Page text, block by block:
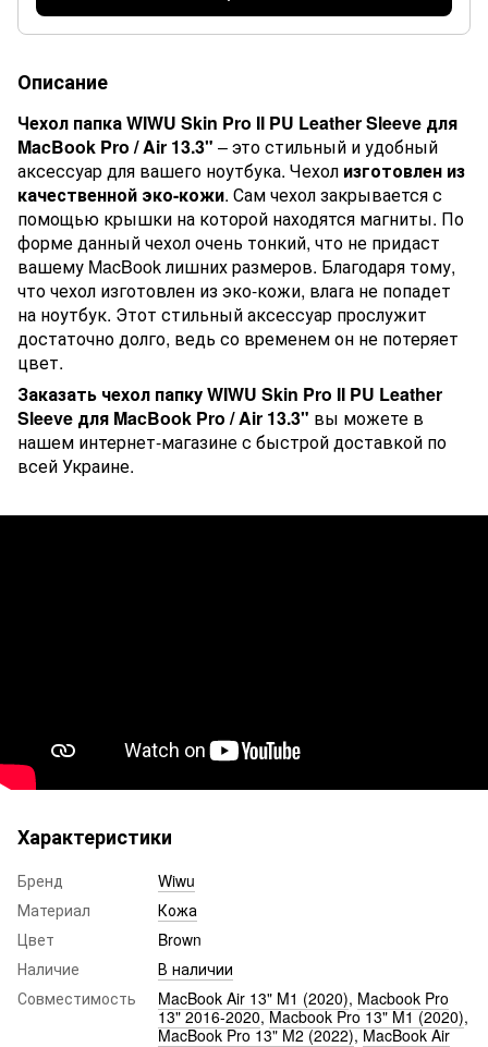
Описание
Чехол папка WIWU Skin Pro II PU Leather Sleeve для
MacBook Pro / Air 13.3" – это стильный и удобный
аксессуар для вашего ноутбука. Чехол изготовлен из
качественной эко-кожи. Сам чехол закрывается с
помощью крышки на которой находятся магниты. По
форме данный чехол очень тонкий, что не придаст
вашему MacBook лишних размеров. Благодаря тому,
что чехол изготовлен из эко-кожи, влага не попадет
на ноутбук. Этот стильный аксессуар прослужит
достаточно долго, ведь со временем он не потеряет
цвет.
Заказать чехол папку WIWU Skin Pro II PU Leather
Sleeve для MacBook Pro / Air 13.3" вы можете в
нашем интернет-магазине с быстрой доставкой по
всей Украине.
Характеристики
Бренд
Wiwu
Материал
Кожа
Цвет
Brown
Наличие
В наличии
Совместимость
MacBook Air 13" M1 (2020), Macbook Pro
13" 2016-2020,Macbook Pro 13" M1 (2020),
MacBook Pro 13" M2 (2022),MacBook Air